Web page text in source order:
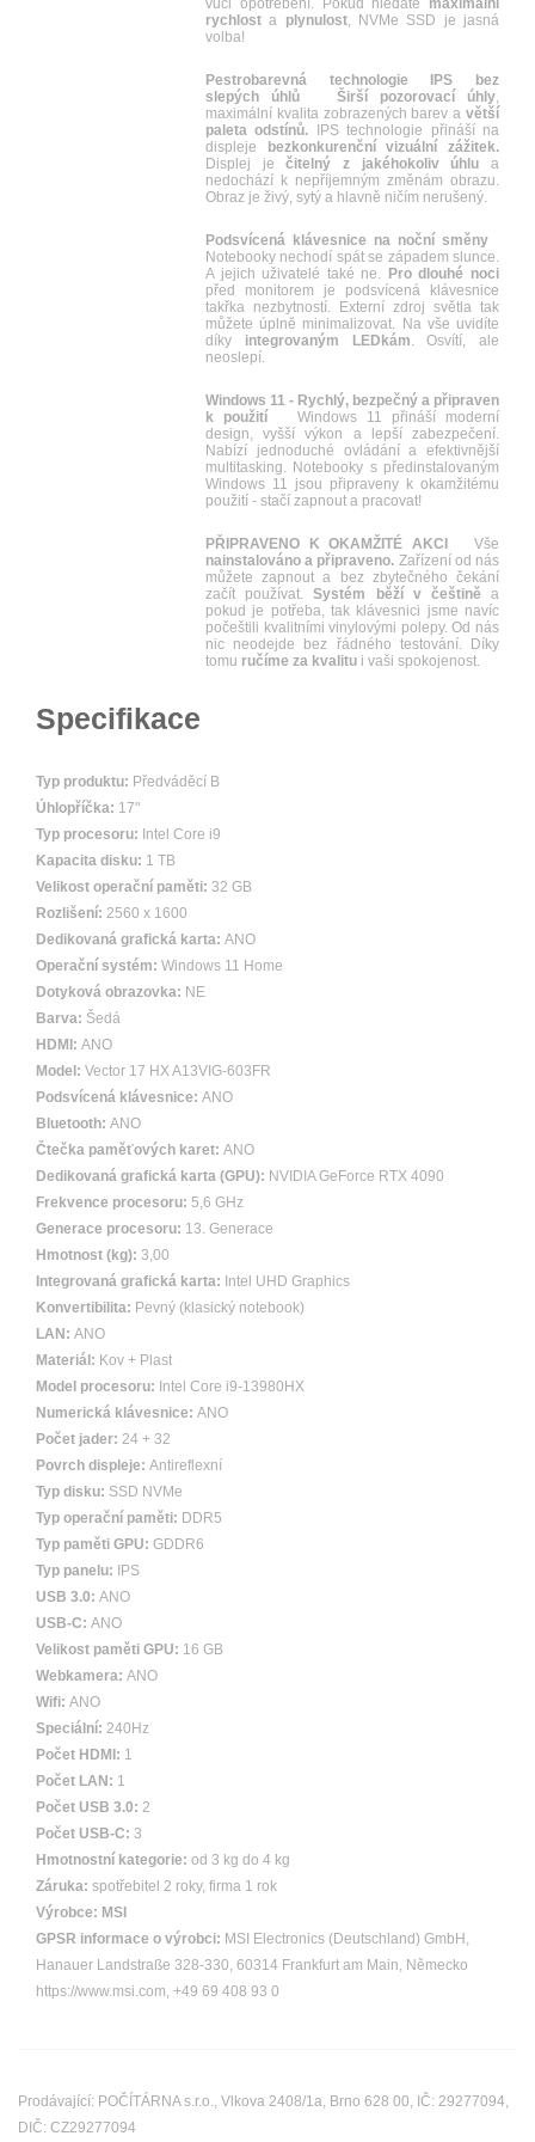
vůči opotřebení. Pokud hledáte maximální
rychlost a plynulost, NVMe SSD je jasná
volba!
Pestrobarevná technologie IPS bez
slepých úhlů
Širší pozorovací úhly,
maximální kvalita zobrazených barev a větší
paleta odstínů. IPS technologie přináší na
displeje
bezkonkurenční vizuální zážitek.
Displej ječitelný z jakéhokoliv úhlu a
nedochází k nepříjemným změnám obrazu.
Obraz je živý, sytý a hlavně ničím nerušený.
Podsvícená klávesnice na noční směny
Notebooky nechodí spát se západem slunce.
A jejich uživatelé také ne.
Pro dlouhé noci
před monitorem je podsvícená klávesnice
takřka nezbytností. Externí zdroj světla tak
můžete úplně minimalizovat. Na vše uvidíte
díky integrovaným LEDkám. Osvítí, ale
neoslepí.
Windows 11 - Rychlý, bezpečný a připraven
k použití Windows 11 přináší moderní
design, vyšší výkon a lepší zabezpečení.
Nabízí jednoduché ovládání a efektivnější
multitasking. Notebooky s předinstalovaným
Windows 11 jsou připraveny k okamžitému
použití - stačí zapnout a pracovat!
PŘIPRAVENO K OKAMŽITÉ AKCI
Vše
nainstalováno a připraveno. Zařízení od nás
můžete zapnout a bez zbytečného čekání
začít používat.Systém běží v češtině a
pokud je potřeba, tak klávesnici jsme navíc
počeštili kvalitními vinylovými polepy. Od nás
nic neodejde bez řádného testování. Díky
tomu ručíme za kvalitu i vaši spokojenost.
Specifikace
Typ produktu: Předváděcí B
Úhlopříčka: 17"
Typ procesoru: Intel Core i9
Kapacita disku: 1 TB
Velikost operační paměti: 32 GB
Rozlišení: 2560 x 1600
Dedikovaná grafická karta: ANO
Operační systém: Windows 11 Home
Dotyková obrazovka: NE
Barva: Šedá
HDMI: ANO
Model: Vector 17 HX A13VIG-603FR
Podsvícená klávesnice: ANO
Bluetooth: ANO
Čtečka paměťových karet: ANO
Dedikovaná grafická karta (GPU): NVIDIA GeForce RTX 4090
Frekvence procesoru: 5,6 GHz
Generace procesoru: 13. Generace
Hmotnost (kg): 3,00
Integrovaná grafická karta: Intel UHD Graphics
Konvertibilita: Pevný (klasický notebook)
LAN: ANO
Materiál: Kov + Plast
Model procesoru: Intel Core i9-13980HX
Numerická klávesnice: ANO
Počet jader: 24 + 32
Povrch displeje: Antireflexní
Typ disku: SSD NVMe
Typ operační paměti: DDR5
Typ paměti GPU: GDDR6
Typ panelu:
IPS
USB 3.0: ANO
USB-C: ANO
Velikost paměti GPU: 16 GB
Webkamera: ANO
Wifi: ANO
Speciální: 240Hz
Počet HDMI: 1
Počet LAN: 1
Počet USB 3.0: 2
Počet USB-C: 3
Hmotnostní kategorie: od 3 kg do 4 kg
Záruka: spotřebitel 2 roky, firma 1 rok
Výrobce: MSI
GPSR informace o výrobci: MSI Electronics (Deutschland) GmbH,
Hanauer Landstraße 328-330, 60314 Frankfurt am Main, Německo
https://www.msi.com, +49 69 408 93 0
Prodávající: POČÍTÁRNA s.r.o., Vlkova 2408/1a, Brno 628 00, IČ: 29277094,
DIČ: CZ29277094